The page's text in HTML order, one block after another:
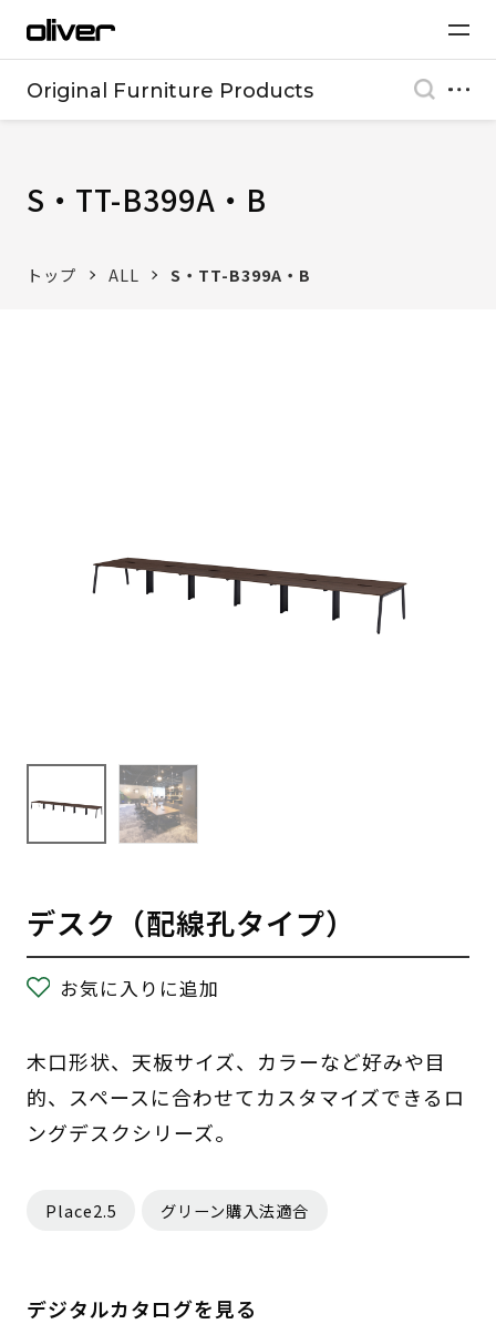
Original Furniture Products
S・TT-B399A・B
トップ ALL S・TT-B399A・B
デスク（配線孔タイプ）
お気に入りに追加
木口形状、天板サイズ、カラーなど好みや目
的、スペースに合わせてカスタマイズできるロ
ングデスクシリーズ。
Place2.5 グリーン購入法適合
デジタルカタログを見る